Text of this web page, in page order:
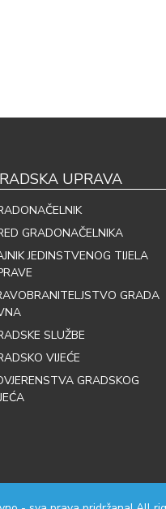
UPRAVA
GRADONAČELNIKA
JEDINSTVENOG TIJELA
GRADA
SLUŽBE
VIJEĆE
GRADSKOG